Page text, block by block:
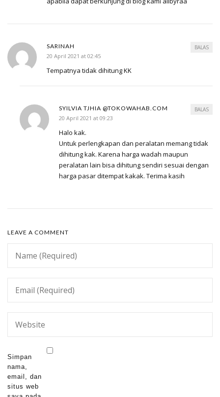
SARINAH
20 April 2021 at 02:45
Tempatnya tidak dihitung KK
BALAS
SYILVIA TJHIA @TOKOWAHAB.COM
20 April 2021 at 09:23
Halo kak.
Untuk perlengkapan dan peralatan memang tidak
dihitung kak. Karena harga wadah maupun
peralatan lain bisa dihitung sendiri sesuai dengan
harga pasar ditempat kakak. Terima kasih
BALAS
LEAVE A COMMENT
Simpan
nama,
email, dan
situs web